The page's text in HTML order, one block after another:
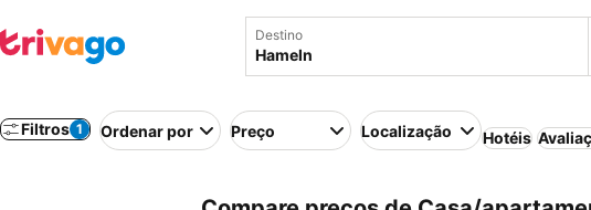
Destino
Filtros 1 Ordenar por Preço Localização Hotéis